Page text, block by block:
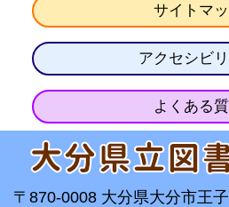
サイトマ
アクセシビ
よくある
〒870-0008 大分県大分市王